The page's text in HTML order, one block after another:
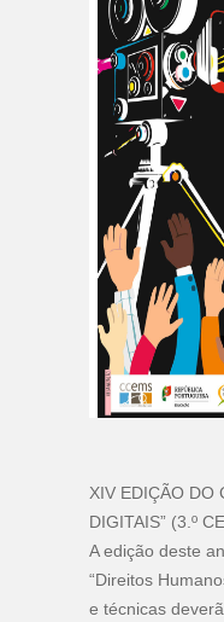
XIV EDIÇÃO DO
DIGITAIS” (3.º
A edição deste
“Direitos
e técnicas